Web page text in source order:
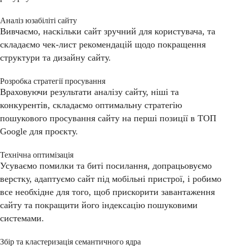
Аналіз юзабіліті сайту
Вивчаємо, наскільки сайт зручний для користувача, та
складаємо чек-лист рекомендацій щодо покращення
структури та дизайну сайту.
Розробка стратегії просування
Враховуючи результати аналізу сайту, ніші та
конкурентів, складаємо оптимальну стратегію
пошукового просування сайту на перші позиції в ТОП
Google для проєкту.
Технічна оптимізація
Усуваємо помилки та биті посилання, допрацьовуємо
верстку, адаптуємо сайт під мобільні пристрої, і робимо
все необхідне для того, щоб прискорити завантаження
сайту та покращити його індексацію пошуковими
системами.
Збір та кластеризація семантичного ядра